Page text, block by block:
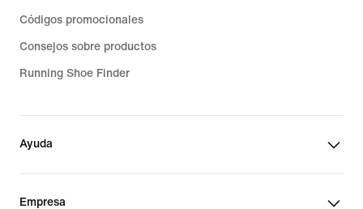
Códigos promocionales
Consejos sobre productos
Running Shoe Finder
Ayuda
Empresa